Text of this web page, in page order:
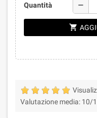
Quantità remove
shopping_cart
Valutazione media: 10/